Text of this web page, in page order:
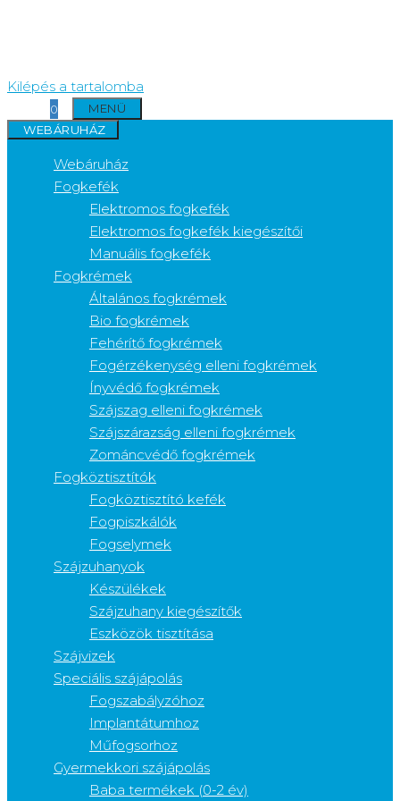
Kilépés a tartalomba
0
MENÜ
WEBÁRUHÁZ
Webáruház
Fogkefék
Elektromos fogkefék
Elektromos fogkefék kiegészítői
Manuális fogkefék
Fogkrémek
Általános fogkrémek
Bio fogkrémek
Fehérítő fogkrémek
Fogérzékenység elleni fogkrémek
Ínyvédő fogkrémek
Szájszag elleni fogkrémek
Szájszárazság elleni fogkrémek
Zománcvédő fogkrémek
Fogköztisztítók
Fogköztisztító kefék
Fogpiszkálók
Fogselymek
Szájzuhanyok
Készülékek
Szájzuhany kiegészítők
Eszközök tisztítása
Szájvizek
Speciális szájápolás
Fogszabályzóhoz
Implantátumhoz
Műfogsorhoz
Gyermekkori szájápolás
Baba termékek (0-2 év)